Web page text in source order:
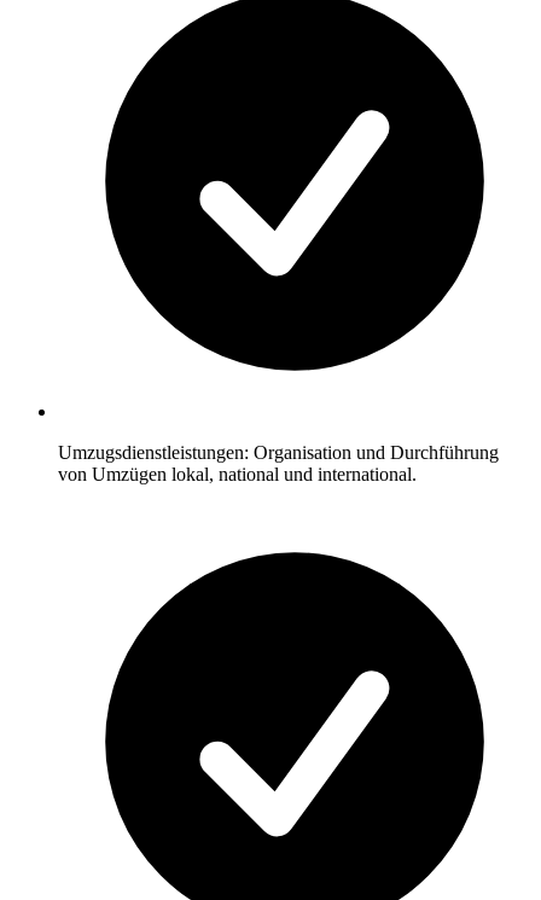
Umzugsdienstleistungen: Organisation und Durchführung
von Umzügen lokal, national und international.